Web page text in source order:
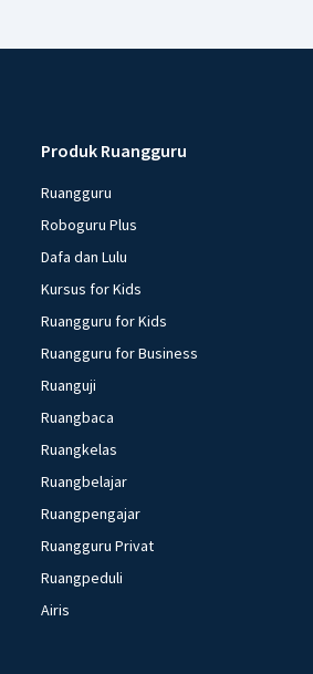
Produk Ruangguru
Ruangguru
Roboguru Plus
Dafa dan Lulu
Kursus for Kids
Ruangguru for Kids
Ruangguru for Business
Ruanguji
Ruangbaca
Ruangkelas
Ruangbelajar
Ruangpengajar
Ruangguru Privat
Ruangpeduli
Airis